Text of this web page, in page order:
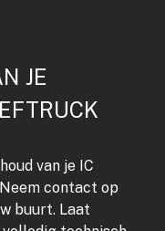
JE
van je IC
Neem contact op
buurt. Laat